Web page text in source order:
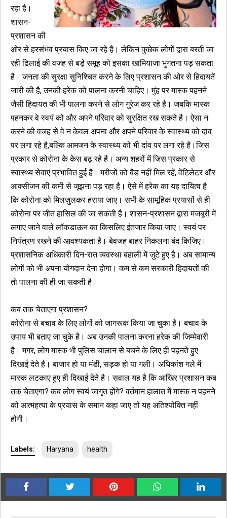
रहा है।
शासन-
प्रशासन की
ओर से हरसंभव प्रयास किए जा रहे है। लेकिन कुछेक लोगों द्वारा बरती जा
रही ढिलाई की वजह से बड़े समूह को इसका खामियाजा भुगतना पड़ सकता
है। जनता की सुरक्षा सुनिश्चित करने के लिए प्रशासन की ओर से हिदायतें
जारी की है, उनकी हरेक को पालना करनी चाहिए। मुंह पर मास्क पहनने
जैसी हिदायत की भी पालना करने से लोग गुरेज कर रहे है। जबकि मास्क
पहनकर वे स्वयं को और अपने परिवार को सुरक्षित रख सकते है। ऐसा न
करने की वजह से वे न केवल अपना और अपने परिवार के स्वास्थ्य को दांव
पर लगा रहे है,बल्कि आमजन के स्वास्थ्य को भी दांव पर लगा रहे है।जिस
प्रकार से कोरोना के केस बढ़ रहे है। अन्य शहरों में जिस प्रकार से
स्वास्थ्य सेवाएं प्रभावित हुई है। मरीजों को बैड नहीं मिल रहें, वेंटिलेटर और
आक्सीजन की कमी से जूझना पड़ रहा है। ऐसे में हरेक का यह दायित्व है
कि कोरोना को मिलजुलकर हराया जाए। सभी के सामूहिक प्रयासों से ही
कोरोना पर जीत हासिल की जा सकती है। शासन-प्रशासन द्वारा मजबूरी में
लगाए जाने वाले लॉकडाऊन का किसलिए इंतजार किया जाए। स्वयं पर
नियंत्रण रखने की आवश्यकता है। बेवजह बाहर निकलना बंद किजिए।
प्रशासनिक अधिकारी दिन-रात व्यवस्था बहाली में जुटे हुए है। अब सामान्य
लोगों को भी अपना योगदान देना होगा। कम से कम सरकारी हिदायतों की
तो पालना की ही जा सकती है।
कब तक चेताएगा प्रशासन?
कोरोना से बचाव के लिए लोगों को जागरूक किया जा चुका है। बचाव के
उपाय भी बताए जा चुके है। अब उनकी पालना करना हरेक की जिम्मेवारी
है। मगर, लोग मास्क भी पुलिस चालान से बचने के लिए ही पहनते हुए
दिखाई देते है। बाजार हो या मंडी, सड़क हो या गली। अधिकांश गले में
मास्क लटकाए हुए ही दिखाई देते है। सवाल यह है कि आखिर प्रशासन कब
तक चेताएगा? कब लोग स्वयं जागृत होंगे? वर्तमान हालात में मास्क न पहनने
को आत्महत्या के प्रयास के समान कहा जाए तो यह अतिश्योक्ति नहीं
होगी।
Labels: Haryana health